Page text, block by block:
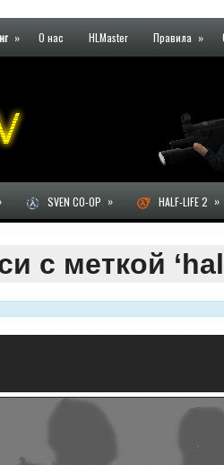
» О нас HLMaster Правила »
SVEN CO-OP » HALF-LIFE 2 »
с меткой